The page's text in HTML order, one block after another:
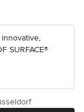
innovative,
SURFACE®